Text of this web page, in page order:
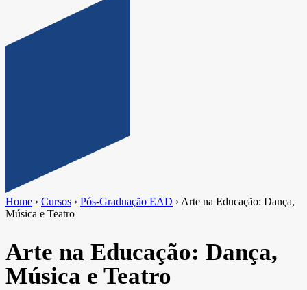
Home › Cursos › Pós-Graduação EAD › Arte na Educação: Dança,
Música e Teatro
Arte na Educação: Dança,
Música e Teatro